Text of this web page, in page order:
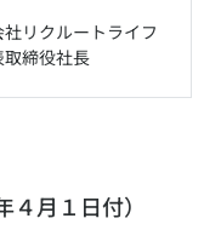
リクルートライフ
締役社長
４月１日付）